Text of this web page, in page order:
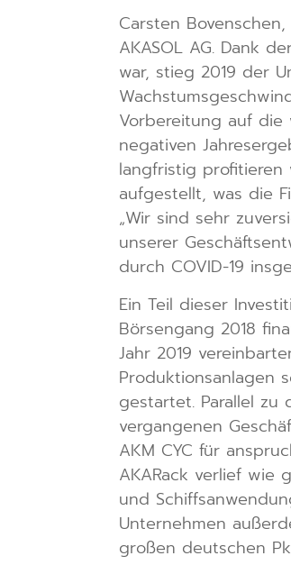
Carsten
AKASOL AG. Dank
war, stieg 2019 der
Vorbereitung auf
negativen
langfristig profitieren
aufgestellt, was die
„Wir sind sehr
unserer
durch COVID-19
Ein Teil dieser
Börsengang 2018
Jahr 2019
Produktionsanlagen
gestartet. Parallel zu
vergangenen
AKM CYC für
AKARack verlief wie
und
Unternehmen
großen deutschen